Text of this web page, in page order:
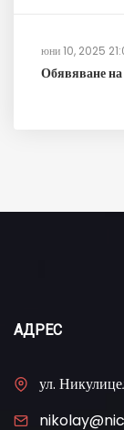
юни 10, 2025
Обявяване на
АДРЕС
ул.